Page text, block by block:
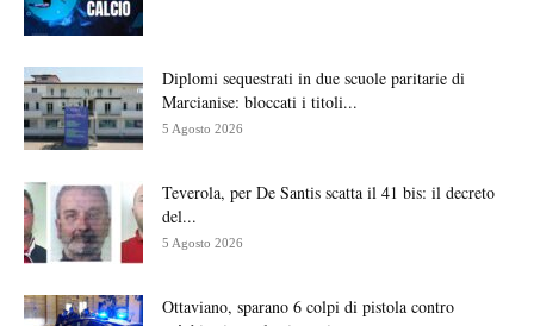
Diplomi sequestrati in due scuole paritarie di
Marcianise: bloccati i titoli...
5 Agosto 2026
Teverola, per De Santis scatta il 41 bis: il decreto
del...
5 Agosto 2026
Ottaviano, sparano 6 colpi di pistola contro